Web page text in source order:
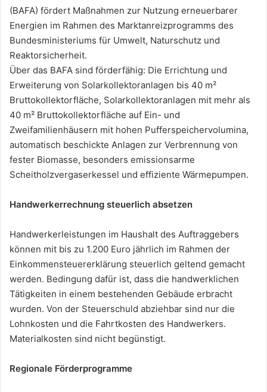
(BAFA) fördert Maßnahmen zur Nutzung erneuerbarer
Energien im Rahmen des Marktanreizprogramms des
Bundesministeriums für Umwelt, Naturschutz und
Reaktorsicherheit.
Über das BAFA sind förderfähig: Die Errichtung und
Erweiterung von Solarkollektoranlagen bis 40 m²
Bruttokollektorfläche, Solarkollektoranlagen mit mehr als
40 m² Bruttokollektorfläche auf Ein- und
Zweifamilienhäusern mit hohen Pufferspeichervolumina,
automatisch beschickte Anlagen zur Verbrennung von
fester Biomasse, besonders emissionsarme
Scheitholzvergaserkessel und effiziente Wärmepumpen.
Handwerkerrechnung steuerlich absetzen
Handwerkerleistungen im Haushalt des Auftraggebers
können mit bis zu 1.200 Euro jährlich im Rahmen der
Einkommensteuererklärung steuerlich geltend gemacht
werden. Bedingung dafür ist, dass die handwerklichen
Tätigkeiten in einem bestehenden Gebäude erbracht
wurden. Von der Steuerschuld abziehbar sind nur die
Lohnkosten und die Fahrtkosten des Handwerkers.
Materialkosten sind nicht begünstigt.
Regionale Förderprogramme